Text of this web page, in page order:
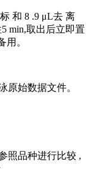
和 8 .9 μL去 离
min,取出后立即置
用。
原始数据文件。
照品种进行比较 ,